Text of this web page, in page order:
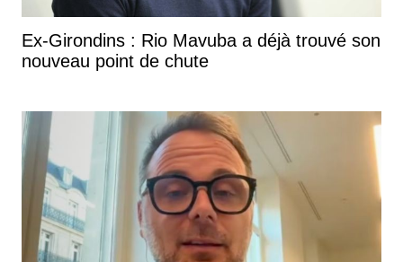
Ex-Girondins : Rio Mavuba a déjà trouvé son
nouveau point de chute